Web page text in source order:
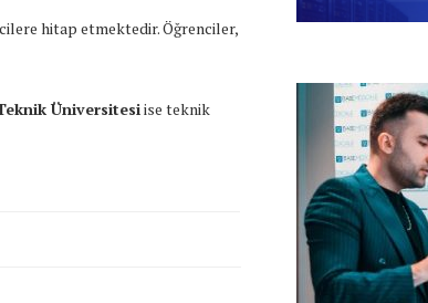
hitap etmektedir. Öğrenciler,
Üniversitesiise teknik